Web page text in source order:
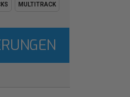
MULTITRACK